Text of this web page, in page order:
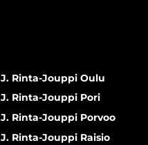
J. Rinta-Jouppi Oulu
J. Rinta-Jouppi Pori
J. Rinta-Jouppi Porvoo
J. Rinta-Jouppi Raisio